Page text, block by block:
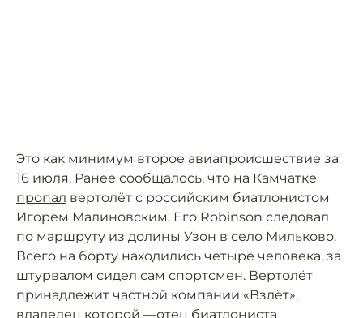
Это как минимум второе авиапроисшествие за
16 июля. Ранее сообщалось, что на Камчатке
пропал вертолёт с российским биатлонистом
Игорем Малиновским. Его Robinson следовал
по маршруту из долины Узон в село Мильково.
Всего на борту находились четыре человека, за
штурвалом сидел сам спортсмен. Вертолёт
принадлежит частной компании «Взлёт»,
владелец которой —отец биатлониста